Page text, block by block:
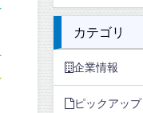
カテゴリ
企業情報
ピックアップ